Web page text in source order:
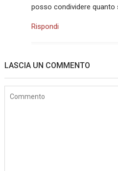
posso condividere quanto
Rispondi
LASCIA UN COMMENTO